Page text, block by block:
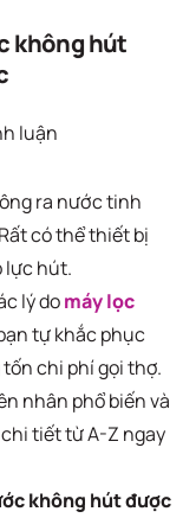
không hút
luận
ra nước tinh
có thể thiết bị
lực hút.
lý domáy lọc
tự khắc phục
chi phí gọi thợ.
nhân phổ biến và
tiết từ A-Z ngay
không hút được